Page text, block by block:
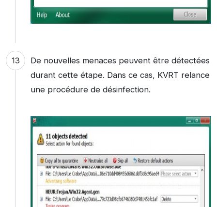
De nouvelles menaces peuvent être détectées
durant cette étape. Dans ce cas, KVRT relance
une procédure de désinfection.